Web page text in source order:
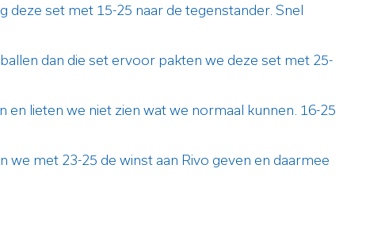
deze set met 15-25 naar de tegenstander. Snel
dan die set ervoor pakten we deze set met 25-
lieten we niet zien wat we normaal kunnen. 16-25
met 23-25 de winst aan Rivo geven en daarmee